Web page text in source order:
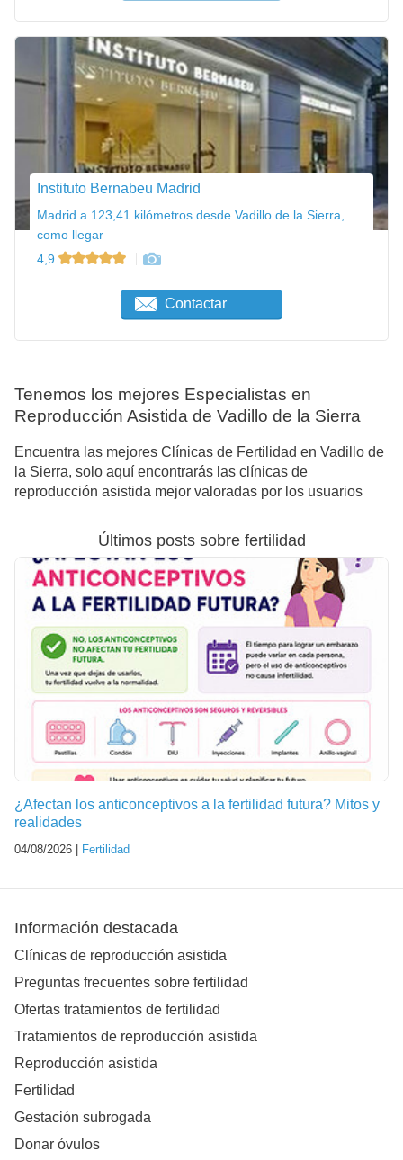
Instituto Bernabeu Madrid
Madrid a 123,41 kilómetros desde Vadillo de la Sierra,
como llegar
4,9
Contactar
Tenemos los mejores Especialistas en
Reproducción Asistida de Vadillo de la Sierra
Encuentra las mejores Clínicas de Fertilidad en Vadillo de
la Sierra, solo aquí encontrarás las clínicas de
reproducción asistida mejor valoradas por los usuarios
Últimos posts sobre fertilidad
¿Afectan los anticonceptivos a la fertilidad futura? Mitos y
realidades
04/08/2026 | Fertilidad
Información destacada
Clínicas de reproducción asistida
Preguntas frecuentes sobre fertilidad
Ofertas tratamientos de fertilidad
Tratamientos de reproducción asistida
Reproducción asistida
Fertilidad
Gestación subrogada
Donar óvulos